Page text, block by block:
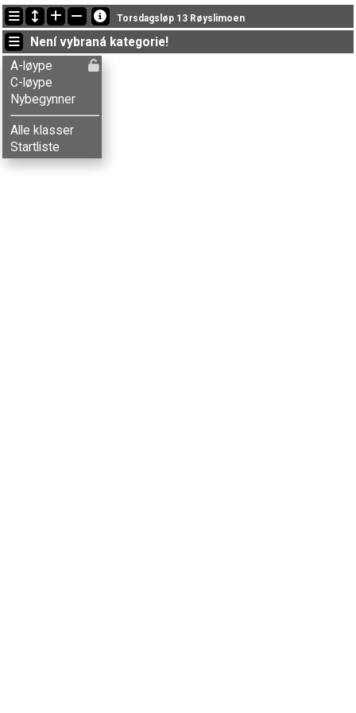
Nejnovější změny
19:25:20: Jon V. Lunde (A-løype) doběhl v čase 120:13 (18)
19:17:20: Sigrid S. Magerøy (Nybegynner
19:08:09: Line Kvannli (Nybegynner) doběhl with status finished
Torsdagsløp 13 Røyslimoen
Není vybraná kategorie!
A-løype
C-løype
Nybegynner
Alle klasser
Startliste